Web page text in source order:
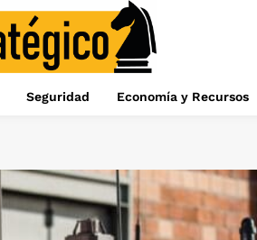
Seguridad Economía y Recursos